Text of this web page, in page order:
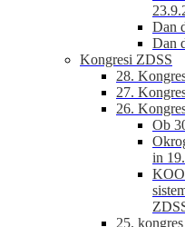
Dan
Dan
Kongresi ZDSS
28.
27.
26.
Ob
in
25.